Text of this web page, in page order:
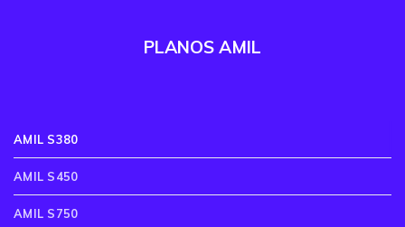
PLANOS AMIL
AMIL S380
AMIL S450
AMIL S750